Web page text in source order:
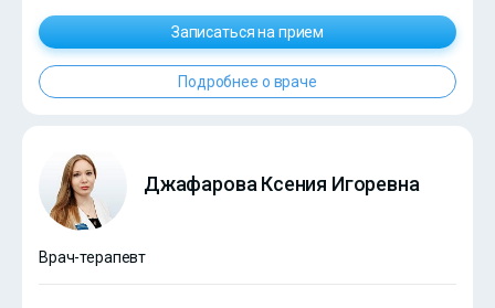
Записаться на прием
Подробнее о враче
Джафарова Ксения Игоревна
Врач-терапевт